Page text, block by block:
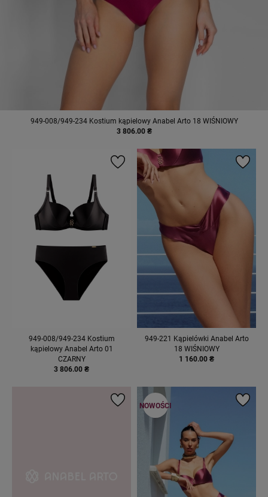
949-008/949-234 Kostium kąpielowy Anabel Arto 18 WIŚNIOWY
3 806.00 ₴
949-008/949-234 Kostium
kąpielowy Anabel Arto 01
CZARNY
3 806.00 ₴
949-221 Kąpielówki Anabel Arto
18 WIŚNIOWY
1 160.00 ₴
NOWOŚCI